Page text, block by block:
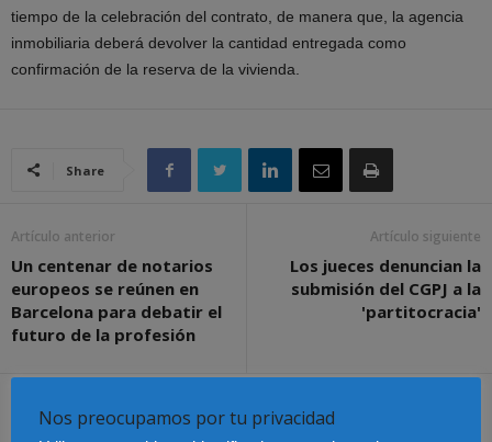
tiempo de la celebración del contrato, de manera que, la agencia
inmobiliaria deberá devolver la cantidad entregada como
confirmación de la reserva de la vivienda.
Share
Artículo anterior
Un centenar de notarios
europeos se reúnen en
Barcelona para debatir el
futuro de la profesión
Artículo siguiente
Los jueces denuncian la
submisión del CGPJ a la
'partitocracia'
Nos preocupamos por tu privacidad